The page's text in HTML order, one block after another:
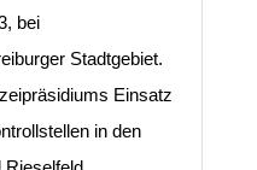
bei
Stadtgebiet.
Einsatz
in den